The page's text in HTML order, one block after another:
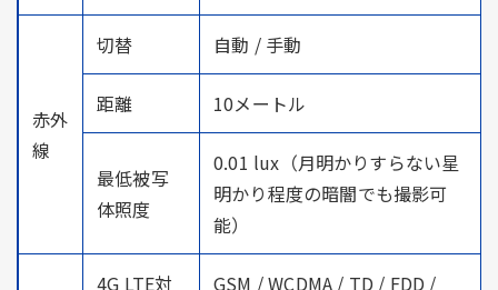
赤外
線
切替 自動 / 手動
距離 10メートル
最低被写
体照度
0.01 lux（月明かりすらない星
明かり程度の暗闇でも撮影可
能）
4G LTE対
GSM / WCDMA / TD / FDD /